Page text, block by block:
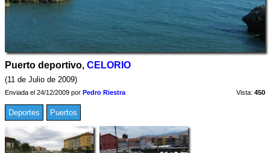
Puerto deportivo, CELORIO
(11 de Julio de 2009)
Enviada el 24/12/2009 por Pedro Riestra Vista: 450
Deportes Puertos